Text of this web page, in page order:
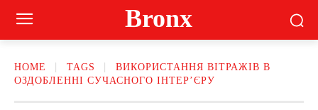
Bronx
HOME TAGS
ВИКОРИСТАННЯ ВІТРАЖІВ В
ОЗДОБЛЕННІ СУЧАСНОГО ІНТЕР’ЄРУ